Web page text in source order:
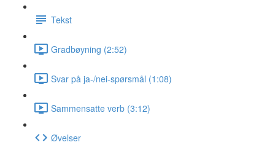
Tekst
Gradbøyning (2:52)
Svar på ja-/nei-spørsmål (1:08)
Sammensatte verb (3:12)
Øvelser